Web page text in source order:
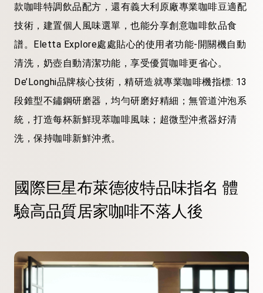
款咖啡特調飲品配方，還有義大利原廠專業咖啡豆適配
技術，建置個人風味選單，也能分享創意咖啡飲品食
譜。Eletta Explore處處貼心的使用者功能-開關機自動
清洗，奶壺自動清潔功能，享受優質咖啡更省心。
De’Longhi品牌核心技術，精研造就專業咖啡機指標: 13
段錐型不鏽鋼研磨器，均勻研磨好精細；無管道沖泡系
統，打造每杯新鮮現萃咖啡風味；超微型沖煮器好清
洗，保持咖啡新鮮沖煮。
國際巨星布萊德彼特品味指名 體
驗高品質居家咖啡不落人後